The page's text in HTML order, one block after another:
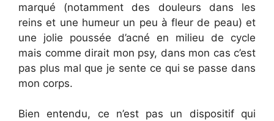
marqué (notamment des douleurs dans les
reins et une humeur un peu à fleur de peau) et
une jolie poussée d’acné en milieu de cycle
mais comme dirait mon psy, dans mon cas c’est
pas plus mal que je sente ce qui se passe dans
mon corps.
Bien entendu, ce n’est pas un dispositif qui